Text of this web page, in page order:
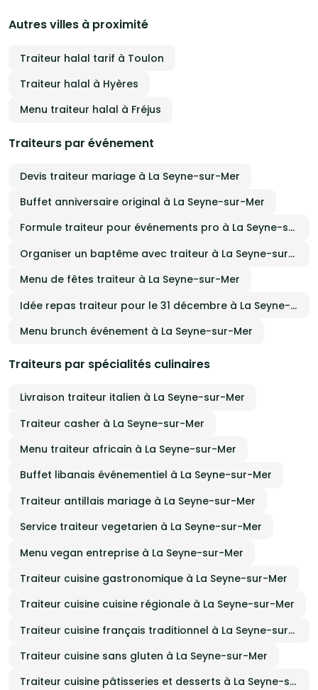
Autres villes à proximité
Traiteur halal tarif à Toulon
Traiteur halal à Hyères
Menu traiteur halal à Fréjus
Traiteurs par événement
Devis traiteur mariage à La Seyne-sur-Mer
Buffet anniversaire original à La Seyne-sur-Mer
Formule traiteur pour événements pro à La Seyne-sur-Mer
Organiser un baptême avec traiteur à La Seyne-sur-Mer
Menu de fêtes traiteur à La Seyne-sur-Mer
Idée repas traiteur pour le 31 décembre à La Seyne-sur-Mer
Menu brunch événement à La Seyne-sur-Mer
Traiteurs par spécialités culinaires
Livraison traiteur italien à La Seyne-sur-Mer
Traiteur casher à La Seyne-sur-Mer
Menu traiteur africain à La Seyne-sur-Mer
Buffet libanais événementiel à La Seyne-sur-Mer
Traiteur antillais mariage à La Seyne-sur-Mer
Service traiteur vegetarien à La Seyne-sur-Mer
Menu vegan entreprise à La Seyne-sur-Mer
Traiteur cuisine gastronomique à La Seyne-sur-Mer
Traiteur cuisine cuisine régionale à La Seyne-sur-Mer
Traiteur cuisine français traditionnel à La Seyne-sur-Mer
Traiteur cuisine sans gluten à La Seyne-sur-Mer
Traiteur cuisine pâtisseries et desserts à La Seyne-sur-Mer